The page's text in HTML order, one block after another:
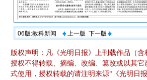
06版:教科新闻 上一版 下一版
版权声明：凡《光明日报》上刊载作品（含
授权不得转载、摘编、改编、篡改或以其
式使用，授权转载的请注明来源“《光明日报